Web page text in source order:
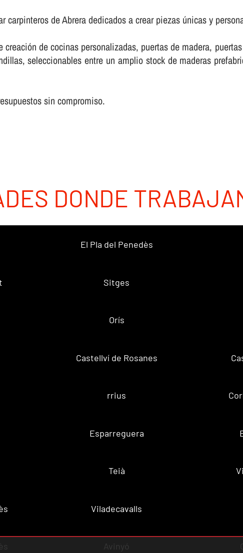
carpinteros de Abrera dedicados a crear piezas únicas y
creación de cocinas personalizadas, puertas de madera,
seleccionables entre un amplio stock de maderas
sin compromiso.
DONDE
El Pla del Penedès
Sitges
Orís
Castellví de Rosanes
rrius
Esparreguera
Teià
Viladecavalls
Avinyó